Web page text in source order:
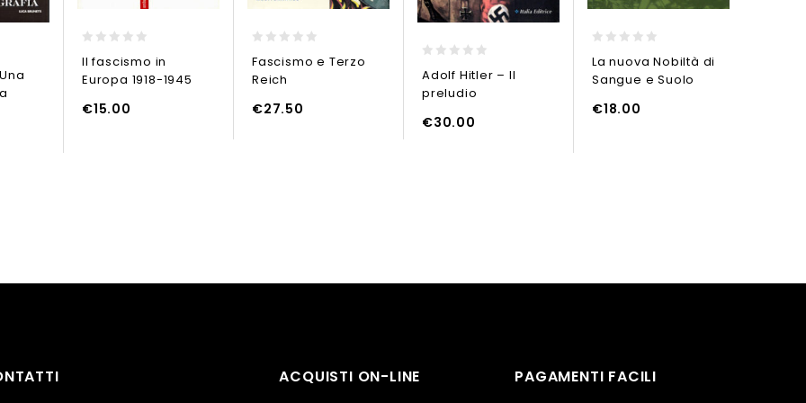
out
of
Il fascismo in
Europa 1918-1945
€15.00
out
of
Fascismo e Terzo
Reich
€27.50
AL CARRELLO
out
of
Adolf Hitler – Il
preludio
€30.00
out
of
La nuova Nobiltà di
Sangue e Suolo
€18.00
AGGIUNGI AL CARRELLO
ACQUISTI ON-LINE PAGAMENTI FACILI